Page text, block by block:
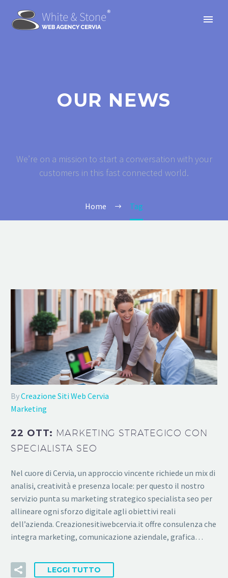
OUR NEWS
We’re on a mission to start a conversation with your
customers in this fast connected world.
Home Tag
ByCreazione Siti Web Cervia
Marketing
22 OTT: MARKETING STRATEGICO CON
SPECIALISTA SEO
Nel cuore di Cervia, un approccio vincente richiede un mix di
analisi, creatività e presenza locale: per questo il nostro
servizio punta su marketing strategico specialista seo per
allineare ogni sforzo digitale agli obiettivi reali
dell’azienda. Creazionesitiwebcervia.it offre consulenza che
integra marketing, comunicazione aziendale, grafica…
LEGGI TUTTO